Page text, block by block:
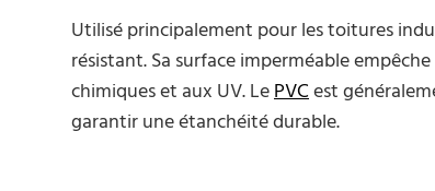
Utilisé principalement pour les toitures
résistant. Sa surface imperméable
chimiques et aux UV. LePVCest
garantir une étanchéité durable.